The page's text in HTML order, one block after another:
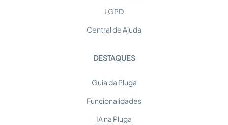
LGPD
Central de Ajuda
DESTAQUES
Guia da Pluga
Funcionalidades
IA na Pluga